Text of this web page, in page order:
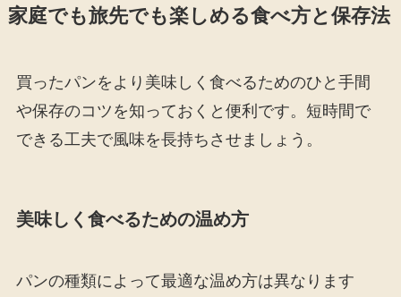
家庭でも旅先でも楽しめる食べ方と保存法
買ったパンをより美味しく食べるためのひと手間
や保存のコツを知っておくと便利です。短時間で
できる工夫で風味を長持ちさせましょう。
美味しく食べるための温め方
パンの種類によって最適な温め方は異なります